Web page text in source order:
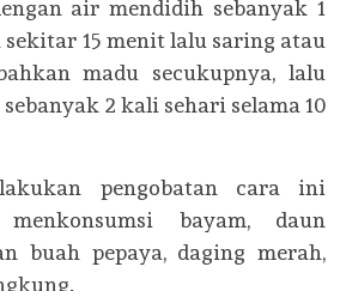
air mendidih sebanyak 1
sekitar 15 menit lalu saring atau
madu secukupnya, lalu
2 kali sehari selama 10
pengobatan cara ini
bayam, daun
buah pepaya, daging merah,